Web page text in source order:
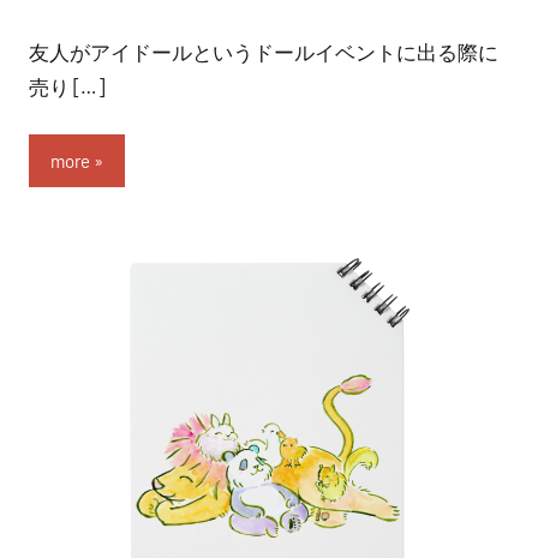
者:
nitchom
友人がアイドールというドールイベントに出る際に
売り […]
more